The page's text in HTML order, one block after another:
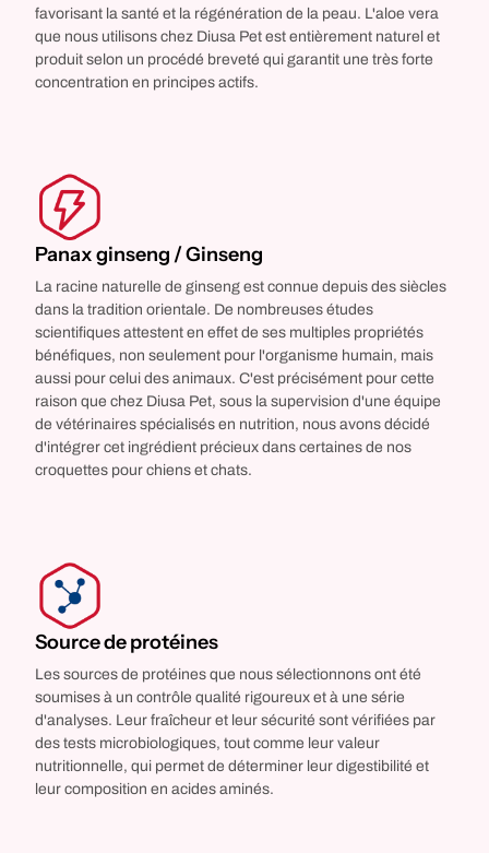
favorisant la santé et la régénération de la peau. L'aloe vera
que nous utilisons chez Diusa Pet est entièrement naturel et
produit selon un procédé breveté qui garantit une très forte
concentration en principes actifs.
Panax ginseng / Ginseng
La racine naturelle de ginseng est connue depuis des siècles
dans la tradition orientale. De nombreuses études
scientifiques attestent en effet de ses multiples propriétés
bénéfiques, non seulement pour l'organisme humain, mais
aussi pour celui des animaux. C'est précisément pour cette
raison que chez Diusa Pet, sous la supervision d'une équipe
de vétérinaires spécialisés en nutrition, nous avons décidé
d'intégrer cet ingrédient précieux dans certaines de nos
croquettes pour chiens et chats.
Source de protéines
Les sources de protéines que nous sélectionnons ont été
soumises à un contrôle qualité rigoureux et à une série
d'analyses. Leur fraîcheur et leur sécurité sont vérifiées par
des tests microbiologiques, tout comme leur valeur
nutritionnelle, qui permet de déterminer leur digestibilité et
leur composition en acides aminés.